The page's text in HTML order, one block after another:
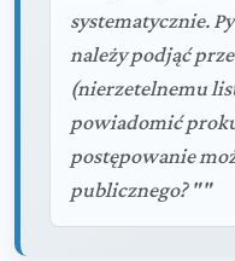
systematycznie.
należy podjąć
(nierzetelnemu
powiadomić
postępowanie
publicznego? ""